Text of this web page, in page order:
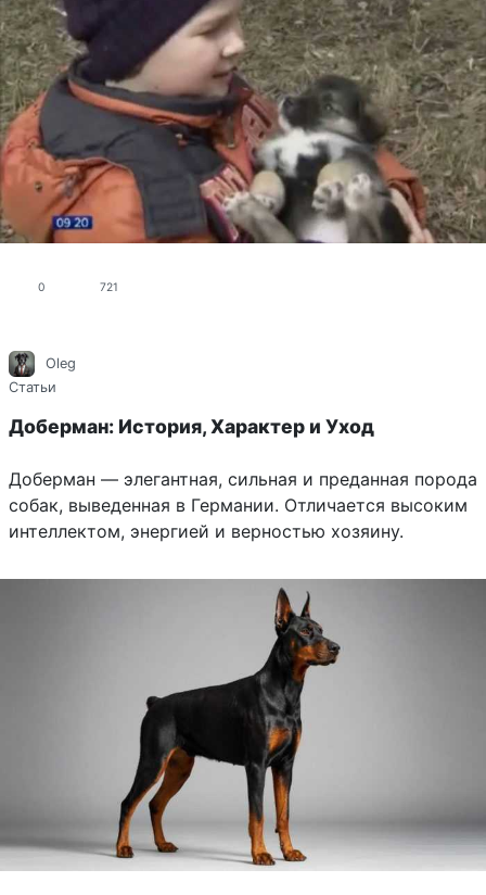
0 721
Oleg
Статьи
Доберман: История, Характер и Уход
Доберман — элегантная, сильная и преданная порода
собак, выведенная в Германии. Отличается высоким
интеллектом, энергией и верностью хозяину.